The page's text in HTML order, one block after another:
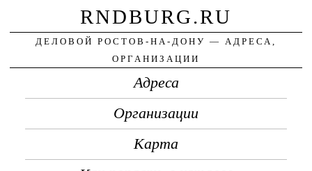
RNDBURG.RU
ДЕЛОВОЙ РОСТОВ-НА-ДОНУ — АДРЕСА,
ОРГАНИЗАЦИИ
Адреса
Организации
Карта